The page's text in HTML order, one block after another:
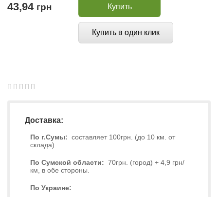
43,94 грн Купить
Купить в один клик
12345
Доставка:
По г.Сумы: составляет 100грн. (до 10 км. от
склада).
По Сумской области: 70грн. (город) + 4,9 грн/
км, в обе стороны.
По Украине: